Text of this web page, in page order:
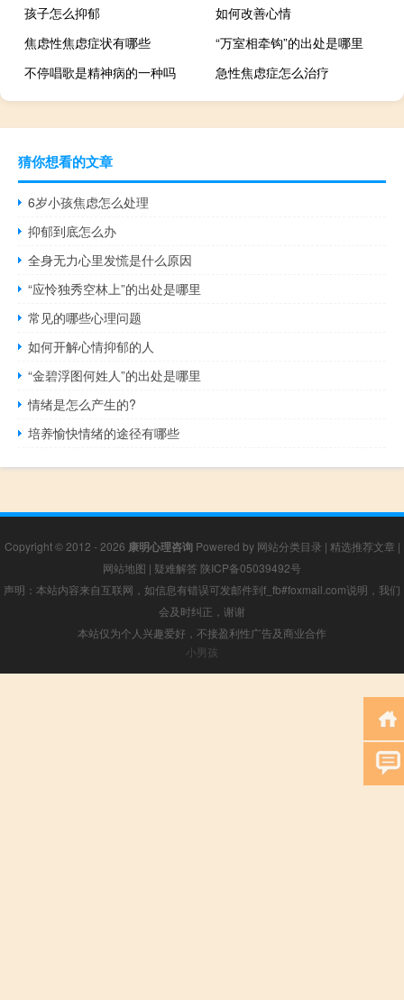
孩子怎么抑郁
如何改善心情
焦虑性焦虑症状有哪些
“万室相牵钩”的出处是哪里
不停唱歌是精神病的一种吗
急性焦虑症怎么治疗
猜你想看的文章
6岁小孩焦虑怎么处理
抑郁到底怎么办
全身无力心里发慌是什么原因
“应怜独秀空林上”的出处是哪里
常见的哪些心理问题
如何开解心情抑郁的人
“金碧浮图何姓人”的出处是哪里
情绪是怎么产生的?
培养愉快情绪的途径有哪些
Copyright © 2012 - 2026 康明心理咨询Powered by 网站分类目录 | 精选推荐文章 |
网站地图 | 疑难解答 陕ICP备05039492号
声明：本站内容来自互联网，如信息有错误可发邮件到f_fb#foxmail.com说明，我们
会及时纠正，谢谢
本站仅为个人兴趣爱好，不接盈利性广告及商业合作
小男孩